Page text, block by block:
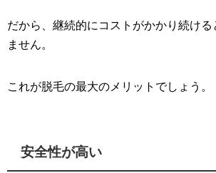
だから、継続的にコストがかかり続ける
ません。
これが脱毛の最大のメリットでしょう。
安全性が高い